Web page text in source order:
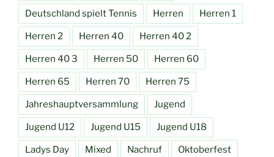
Deutschland spielt Tennis Herren Herren 1
Herren 2 Herren 40 Herren 40 2
Herren 40 3 Herren 50 Herren 60
Herren 65 Herren 70 Herren 75
Jahreshauptversammlung Jugend
Jugend U12 Jugend U15 Jugend U18
Ladys Day Mixed Nachruf Oktoberfest